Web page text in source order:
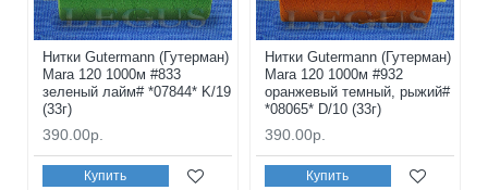
Нитки Gutermann (Гутерман)
Mara 120 1000м #833
зеленый лайм# *07844* K/19
(33г)
390.00р.
Купить
Нитки Gutermann (Гутерман)
Mara 120 1000м #932
оранжевый темный, рыжий#
*08065* D/10 (33г)
390.00р.
Купить